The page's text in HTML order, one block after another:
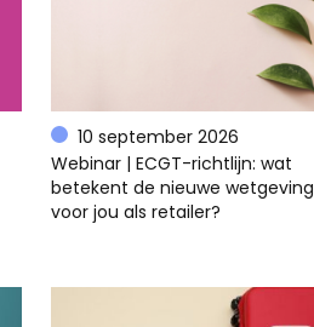
10 september 2026
Webinar | ECGT-richtlijn: wat
betekent de nieuwe wetgeving
voor jou als retailer?